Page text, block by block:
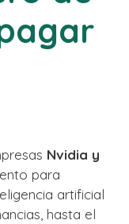
Nvidia y
para
artificial
hasta el